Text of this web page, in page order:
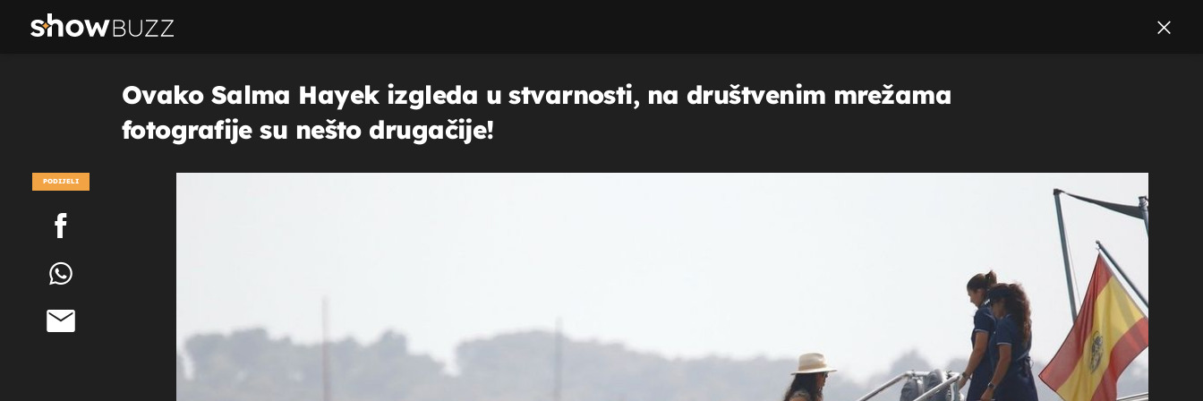
Ovako Salma Hayek izgleda u stvarnosti, na društvenim mrežama
fotografije su nešto drugačije!
PODIJELI